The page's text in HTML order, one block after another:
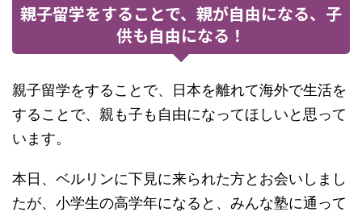
親子留学をすることで、親が自由になる、子
供も自由になる！
親子留学をすることで、日本を離れて海外で生活を
することで、親も子も自由になってほしいと思って
います。
本日、ベルリンに下見に来られた方とお会いしまし
たが、小学生の高学年になると、みんな塾に通って